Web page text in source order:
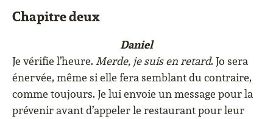
Chapitre deux
Daniel
Je vérifie l’heure. Merde, je suis en retard. Jo sera
énervée, même si elle fera semblant du contraire,
comme toujours. Je lui envoie un message pour la
prévenir avant d’appeler le restaurant pour leur